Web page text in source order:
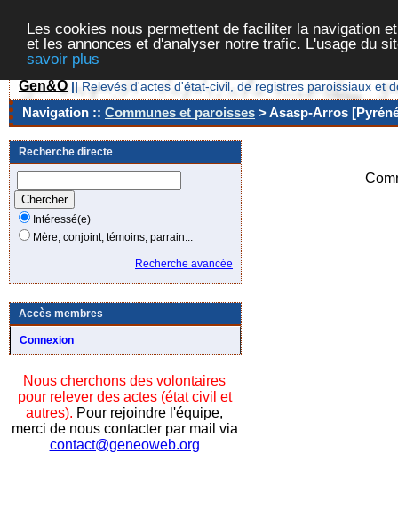
Les cookies nous permettent de faciliter la navigation
et les annonces et d'analyser notre trafic. L'usage du
savoir plus
Gen&O || Relevés d'actes d'état-civil, de registres paroissiaux et
Navigation :: Communes et paroisses > Asasp-Arros
Recherche directe
Intéressé(e)
Mère, conjoint, témoins, parrain...
Recherche avancée
Accès membres
Connexion
Nous cherchons des volontaires
pour relever des actes (état civil et
autres). Pour rejoindre l'équipe,
merci de nous contacter par mail via
contact@geneoweb.org